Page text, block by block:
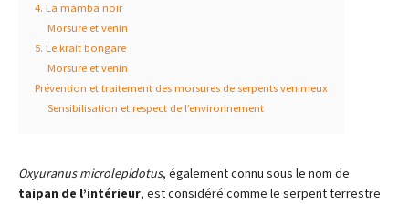
4. La mamba noir
Morsure et venin
5. Le krait bongare
Morsure et venin
Prévention et traitement des morsures de serpents venimeux
Sensibilisation et respect de l’environnement
Oxyuranus microlepidotus, également connu sous le nom de
taipan de l’intérieur, est considéré comme le serpent terrestre